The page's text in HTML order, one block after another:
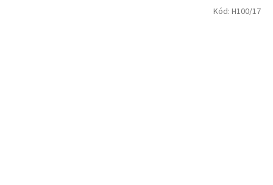
Kód: H100/17